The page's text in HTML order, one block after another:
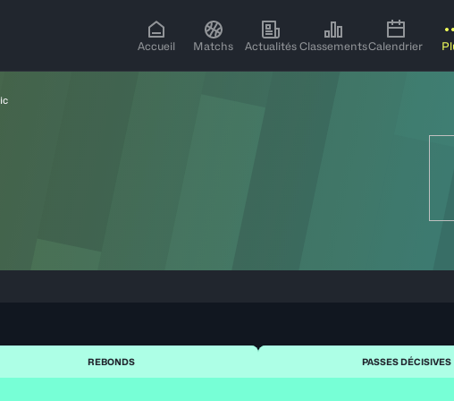
Accueil Matchs Actualités ClassementsCalendrier
REBONDS PASSES DÉCISIVES